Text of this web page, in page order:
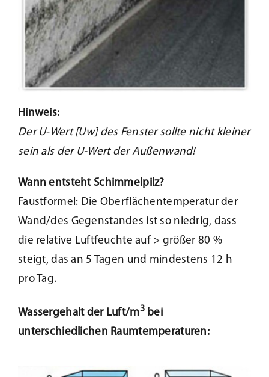
Hinweis:
Der U-Wert [Uw] des Fenster sollte nicht kleiner
sein als der U-Wert der Außenwand!
Wann entsteht Schimmelpilz?
Faustformel: Die Oberflächentemperatur der
Wand/des Gegenstandes ist so niedrig, dass
die relative Luftfeuchte auf > größer 80 %
steigt, das an 5 Tagen und mindestens 12 h
pro Tag.
Wassergehalt der Luft/m3bei
unterschiedlichen Raumtemperaturen: